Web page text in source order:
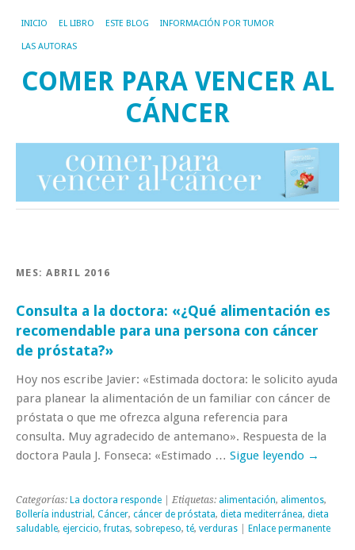
INICIO EL LIBRO ESTE BLOG INFORMACIÓN POR TUMOR
LAS AUTORAS
COMER PARA VENCER AL
CÁNCER
MES:ABRIL 2016
Consulta a la doctora: «¿Qué alimentación es
recomendable para una persona con cáncer
de próstata?»
Hoy nos escribe Javier: «Estimada doctora: le solicito ayuda
para planear la alimentación de un familiar con cáncer de
próstata o que me ofrezca alguna referencia para
consulta. Muy agradecido de antemano». Respuesta de la
doctora Paula J. Fonseca: «Estimado … Sigue leyendo →
Categorías: La doctora responde | Etiquetas: alimentación, alimentos,
Bollería industrial , Cáncer, cáncer de próstata, dieta mediterránea, dieta
saludable, ejercicio,frutas, sobrepeso, té, verduras Enlace permanente